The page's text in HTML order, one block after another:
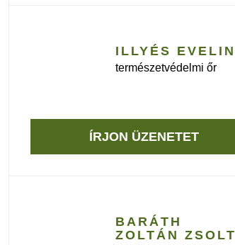
ILLYÉS EVELIN
természetvédelmi őr
ÍRJON ÜZENETET
BARÁTH
ZOLTÁN ZSOLT